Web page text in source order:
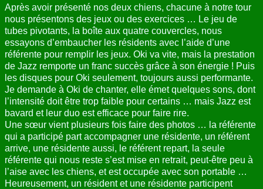
CONTACT
Après avoir présenté nos deux chiens, chacune à notre tour
nous présentons des jeux ou des exercices … Le jeu de
tubes pivotants, la boîte aux quatre couvercles, nous
essayons d’embaucher les résidents avec l’aide d’une
référente pour remplir les jeux. Oki va vite, mais la prestation
de Jazz remporte un franc succès grâce à son énergie ! Puis
les disques pour Oki seulement, toujours aussi performante.
Je demande à Oki de chanter, elle émet quelques sons, dont
l’intensité doit être trop faible pour certains … mais Jazz est
bavard et leur duo est efficace pour faire rire.
Une sœur vient plusieurs fois faire des photos … la référente
qui a participé part accompagner une résidente, un référent
arrive, une résidente aussi, le référent repart, la seule
référente qui nous reste s’est mise en retrait, peut-être peu à
l’aise avec les chiens, et est occupée avec son portable …
Heureusement, un résident et une résidente participent